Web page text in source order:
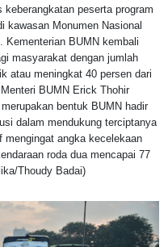
peserta program
kawasan Monumen Nasional
Kementerian BUMN kembali
masyarakat dengan jumlah
atau meningkat 40 persen dari
BUMN Erick Thohir
bentuk BUMN hadir
dalam mendukung terciptanya
angka kecelekaan
roda dua mencapai 77
Thoudy Badai)